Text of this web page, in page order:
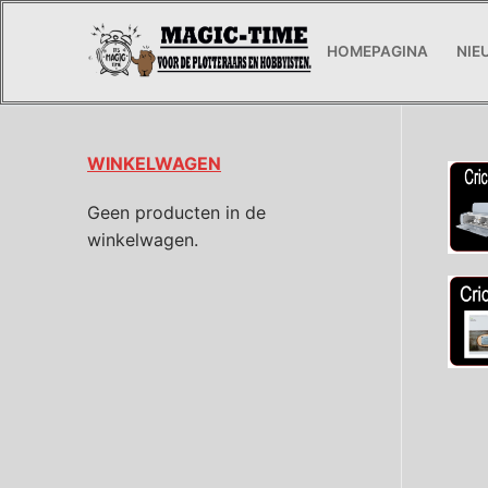
HOMEPAGINA
WINKELWAGEN
Geen producten in de
winkelwagen.